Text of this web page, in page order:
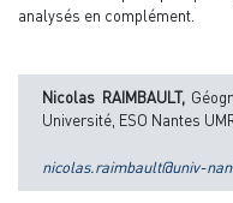
analysés en complément.
Nicolas RAIMBAULT,
Université, ESO Nantes
nicolas.raimbault@univ-